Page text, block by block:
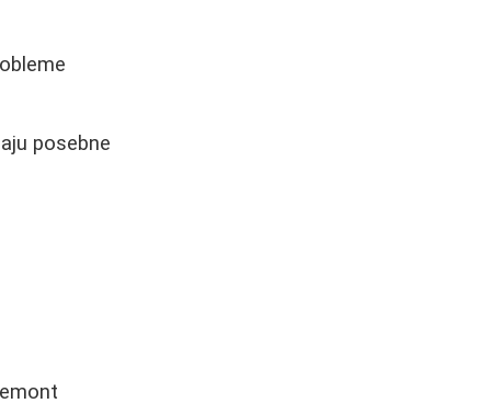
posebne